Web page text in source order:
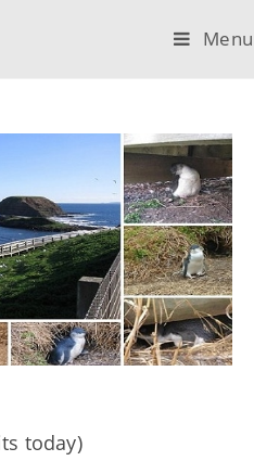
Menu
today)